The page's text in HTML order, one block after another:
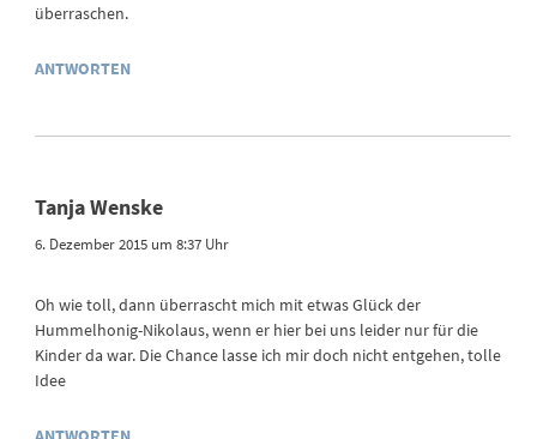
überraschen.
ANTWORTEN
Tanja Wenske
6. Dezember 2015 um 8:37 Uhr
Oh wie toll, dann überrascht mich mit etwas Glück der
Hummelhonig-Nikolaus, wenn er hier bei uns leider nur für die
Kinder da war. Die Chance lasse ich mir doch nicht entgehen, tolle
Idee